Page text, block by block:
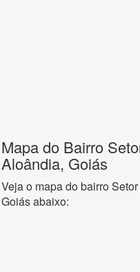
Mapa do Bairro
Aloândia, Goiás
Veja o mapa do bairro
Goiás abaixo: